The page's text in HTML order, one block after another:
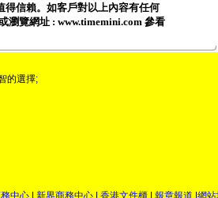
得信賴。如客戶對以上內容有任何
瀏覽網址 : www.timemini.com 參看
的選擇;
中心 新界商務中心 香港文件櫃 報章報道 網